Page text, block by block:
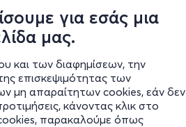
για εσάς μια
μας.
και των διαφημίσεων, την
επισκεψιμότητας των
μη απαραίτητων cookies, εάν δεν
κάνοντας κλικ στο
παρακαλούμε όπως